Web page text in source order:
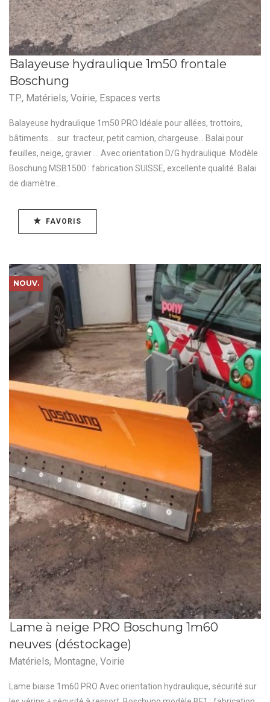
Balayeuse hydraulique 1m50 frontale
Boschung
T.P., Matériels, Voirie, Espaces verts
Balayeuse hydraulique 1m50 PRO Idéale pour allées, trottoirs,
bâtiments... sur tracteur, petit camion, chargeuse... Balai pour
feuilles, neige, gravier ... Avec orientation D/G hydraulique. Modèle
Boschung MSB1500 : fabrication SUISSE, excellente qualité. Balai
de diamètre...
FAVORIS
NOUV.
Lame à neige PRO Boschung 1m60
neuves (déstockage)
Matériels, Montagne, Voirie
Lame biaise 1m60 PRO Avec orientation hydraulique, sécurité sur